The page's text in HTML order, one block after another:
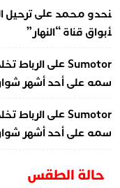
محمدعلىترحيل
قناة “النهار”
علىالرباط
على أحد أشهر
علىالرباط
على أحد أشهر
حالة الطقس